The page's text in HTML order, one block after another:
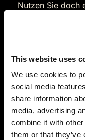
This website uses
We use cookies to
social media
share information
media, advertising
combine it with
them or that
Nutzen Sie doch
einen
Die Großstadt
Einwohnern zu
Württemberg.
des Landes und
Metropolregion